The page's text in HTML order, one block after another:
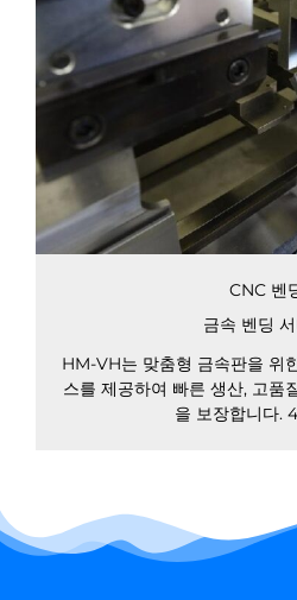
CNC 벤
금속 벤딩
HM-VH는 맞춤형 금속판을 위
스를 제공하여 빠른 생산, 고품
을 보장합니다.